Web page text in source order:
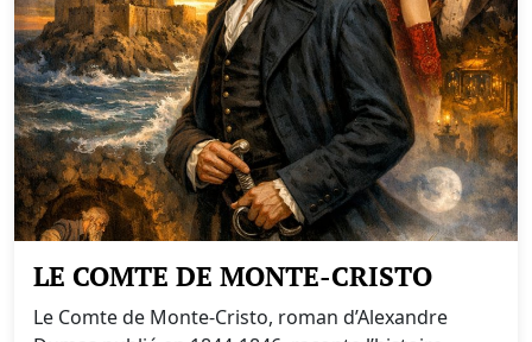
LE COMTE DE MONTE-CRISTO
Le Comte de Monte-Cristo, roman d’Alexandre